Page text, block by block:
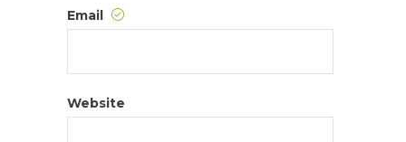
Email
Website